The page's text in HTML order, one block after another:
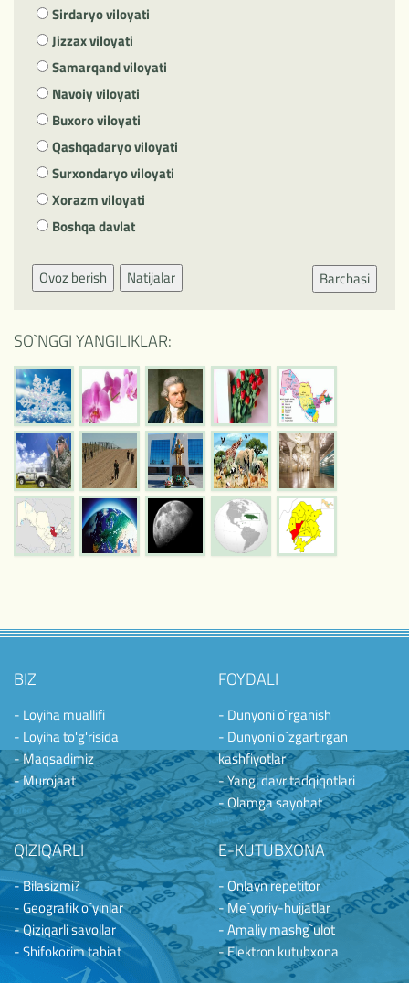
Sirdaryo viloyati
Jizzax viloyati
Samarqand viloyati
Navoiy viloyati
Buxoro viloyati
Qashqadaryo viloyati
Surxondaryo viloyati
Xorazm viloyati
Boshqa davlat
Ovoz berish Natijalar Barchasi
SO`NGGI YANGILIKLAR:
BIZ
- Loyiha muallifi
- Loyiha to'g'risida
- Maqsadimiz
- Murojaat
FOYDALI
- Dunyoni o`rganish
- Dunyoni o`zgartirgan
kashfiyotlar
- Yangi davr tadqiqotlari
- Olamga sayohat
QIZIQARLI
- Bilasizmi?
- Geografik o`yinlar
- Qiziqarli savollar
- Shifokorim tabiat
E-KUTUBXONA
- Onlayn repetitor
- Me`yoriy-hujjatlar
- Amaliy mashg`ulot
- Elektron kutubxona